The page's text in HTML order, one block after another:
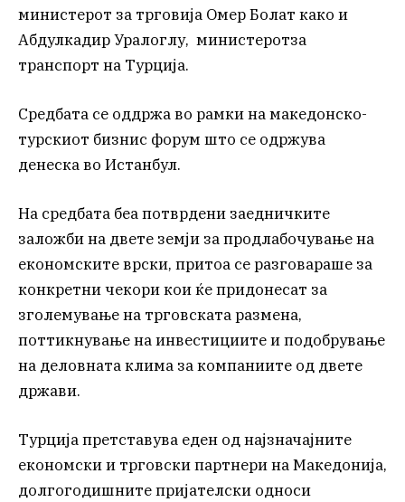
министерот за трговија Омер Болат како и
Абдулкадир Уралоглу, министеротза
транспорт на Турција.
Средбата се оддржа во рамки на македонско-
турскиот бизнис форум што се одржува
денеска во Истанбул.
На средбата беа потврдени заедничките
заложби на двете земји за продлабочување на
економските врски, притоа се разговараше за
конкретни чекори кои ќе придонесат за
зголемување на трговската размена,
поттикнување на инвестициите и подобрување
на деловната клима за компаниите од двете
држави.
Турција претставува еден од најзначајните
економски и трговски партнери на Македонија,
долгогодишните пријателски односи